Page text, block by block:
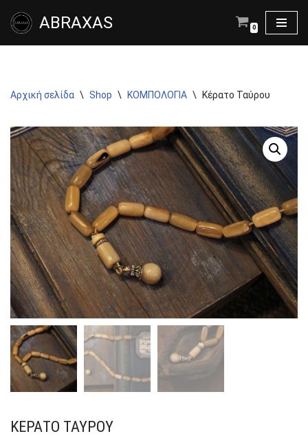
Μεταπηδήστε
ABRAXAS 0
Αρχική σελίδα \ Shop \ ΚΟΜΠΟΛΟΓΙΑ \ Κέρατο Ταύρου
ΚΈΡΑΤΟ ΤΑΎΡΟΥ